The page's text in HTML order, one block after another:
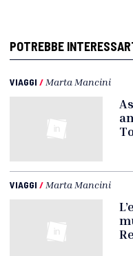
POTREBBE
VIAGGI / Marta Mancini
VIAGGI / Marta Mancini